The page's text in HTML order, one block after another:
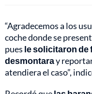
“Agradecemos a los
coche donde se
pues le solicitaron de
desmontaray
atendiera el caso”,